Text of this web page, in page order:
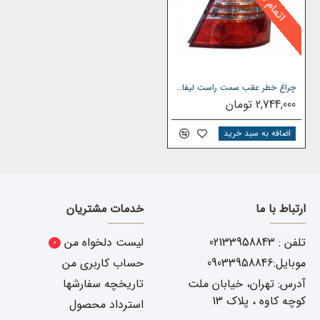
صورت برخورد تا یک سرعت معین در صورت تصادف آسیبی به آن
ها نمی رسد.
1800
در خرید سپرعقب لیفان 620 مواردی که باید بهش توجه کرد شامل
استاندارد بودن قطعه تولید شده
اعتبار شرکت فروشنده
شرکت یدک دیزل پارت با بیش از ۲۵ سال سابقه در صنعت خودرو ،
محصولات وارداتی خود را از کارخانجات معتبر و طبق استانداردهای
بین المللی تهیه و عرضه می نماید
چراغ خطر عقب سمت راست لیفان 620
2,744,000 تومان
اضافه به سبد خرید
ارتباط با ما
تلفن : 02133958843
موبایل:09033958846
آدرس: تهران، خیابان ملت
کوچه کاوه ، پلاک 13
خدمات مشتریان
لیست دلخواه من
0
حساب کاربری من
تاریخچه سفارشها
استرداد محصول